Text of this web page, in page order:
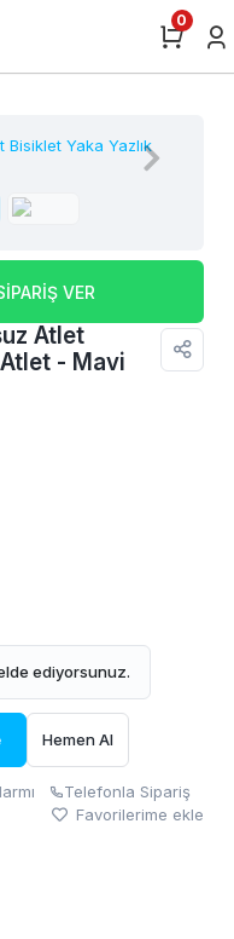
0
VER
Atlet
Atlet - Mavi
ediyorsunuz.
Hemen Al
Telefonla Sipariş
Favorilerime ekle